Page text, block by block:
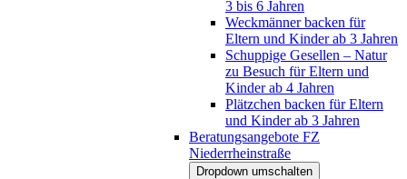
3 bis 6 Jahren
Weckmänner backen für
Eltern und Kinder ab 3 Jahren
Schuppige Gesellen – Natur
zu Besuch für Eltern und
Kinder ab 4 Jahren
Plätzchen backen für Eltern
und Kinder ab 3 Jahren
Beratungsangebote FZ
Niederrheinstraße
Dropdown umschalten